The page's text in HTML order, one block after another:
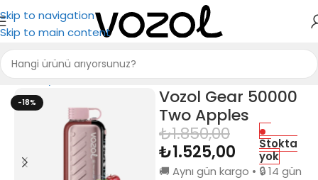
Skip to navigation
Skip to main content
Ana Sayfa Puff Bar
-18%
Vozol Gear 50000
Two Apples
₺1.850,00
₺1.525,00
Stokta
yok
🚚 Aynı gün kargo • 🔒 14 gün